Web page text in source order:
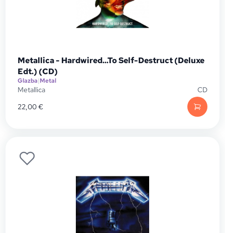
Metallica - Hardwired...To Self-Destruct (Deluxe
Edt.) (CD)
Glazba|Metal
Metallica
CD
22,00€